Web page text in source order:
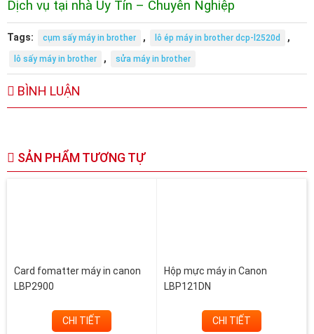
Dịch vụ tại nhà Uy Tín – Chuyên Nghiệp
Tags: cụm sấy máy in brother , lô ép máy in brother dcp-l2520d ,
lô sấy máy in brother , sửa máy in brother
BÌNH LUẬN
SẢN PHẨM TƯƠNG TỰ
Card fomatter máy in canon
LBP2900
CHI TIẾT
Hộp mực máy in Canon
LBP121DN
CHI TIẾT